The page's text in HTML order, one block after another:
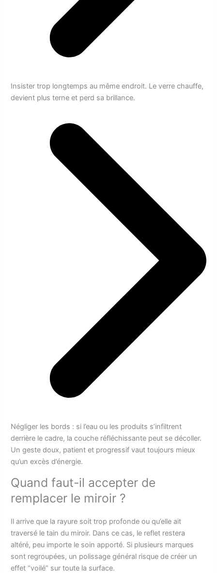
Insister trop longtemps au même endroit. Le verre chauffe,
devient plus terne et perd sa brillance.
Négliger les bords : si l’eau ou les produits s’infiltrent
derrière le cadre, la couche réfléchissante peut se décoller.
Un geste doux, patient et progressif vaut toujours mieux
qu’un excès d’énergie.
Quand faut-il accepter de
remplacer le miroir ?
Il arrive que la rayure soit trop profonde ou qu’elle ait
traversé le tain du miroir. Dans ce cas, le reflet restera
altéré, peu importe le soin apporté. Si plusieurs marques
sont regroupées, un polissage général risque de créer un
effet “voilé” sur toute la surface.